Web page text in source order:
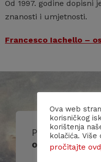
Od 1997. godine dopisni
znanosti i umjetnosti.
Francesco Iachello –
Prijavite se na
obavjesnik/
Ova web
korisničkog
korištenja
kolačića.
pročitajte